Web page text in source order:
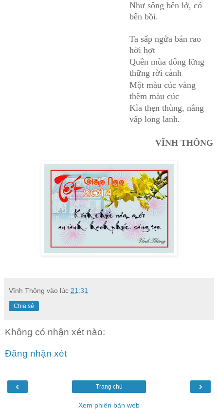
Như sông bên lở, có
bên bồi.
Ta sấp ngửa bán rao
hời hợt
Quên mùa đông lững
thững rời cành
Một màu cúc vàng
thêm màu cúc
Kìa thẹn thùng, nắng
vấp long lanh.
VĨNH THÔNG
Vĩnh Thông vào lúc 21:31
Chia sẻ
Không có nhận xét nào:
Đăng nhận xét
‹ ›
Trang chủ
Xem phiên bản web